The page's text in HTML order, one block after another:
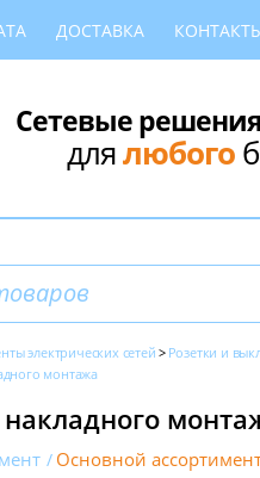
ДОСТАВКА
Сетевые решения
длялюбого
электрических сетей Розетки и
монтажа
Основной